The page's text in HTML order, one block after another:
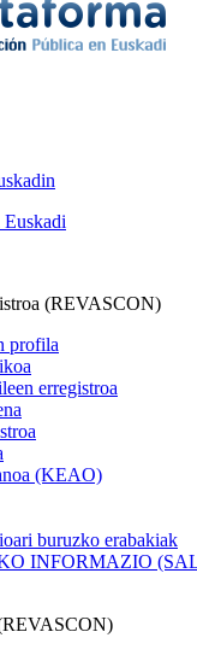
(REVASCON)
profila
erregistroa
(KEAO)
buruzko erabakiak
INFORMAZIO